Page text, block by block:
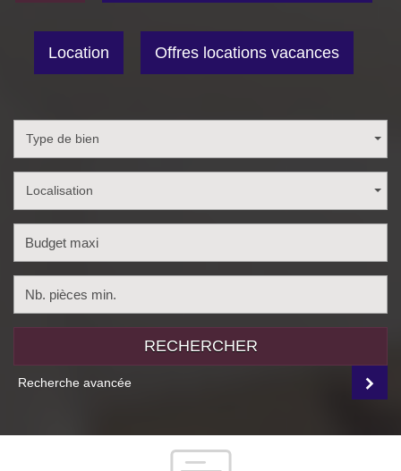
Location Offres locations vacances
Type de bien
Localisation
RECHERCHER
Recherche avancée